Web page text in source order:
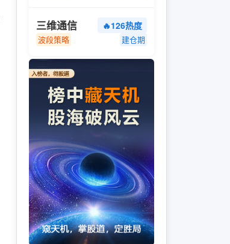
三维通信 🔥126热度
波段策略 建仓期